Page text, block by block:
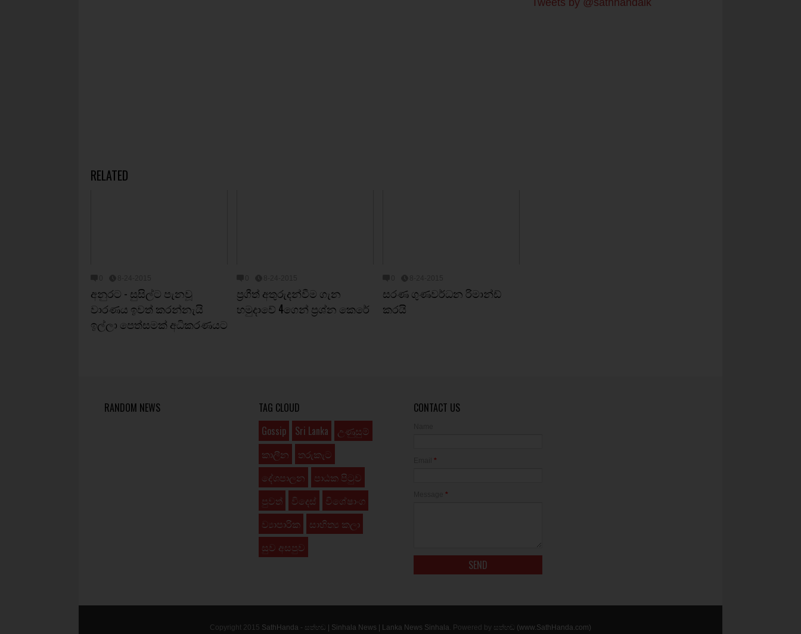
RELATED
අනුරට - සුසිල්ට පැනවූ
වාරණය ඉවත් කරන්නැයි
ඉල්ලා පෙත්සමක් අධිකරණයට
ප්‍රගීත් අතුරුදන්වීම ගැන
හමුදාවේ 4ගෙන් ප්‍රශ්න කෙරේ
සරණ ගුණවර්ධන රිමාන්ඩ්
කරයි
Tweets by @sathhandalk
RANDOM NEWS
TAG CLOUD
Gossip
Sri Lanka
උණුසුම්
කාලීන
තරුකැට
දේශපාලන
පාඨක පිටුව
පුවත්
විදෙස්
විශේෂාංග
ව්‍යාපාරික
සාහිත්‍ය කලා
සුව අසපුව
CONTACT US
*
*
Copyright 2015 SathHanda - සත්හඬ | Sinhala News | Lanka News Sinhala. Powered by සත්හඬ (www.SathHanda.com)